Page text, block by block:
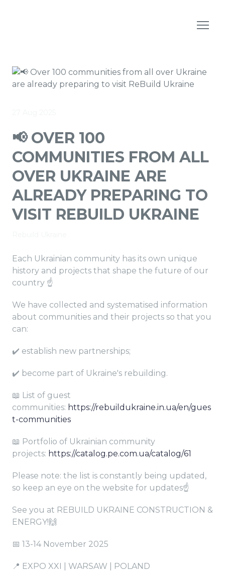
📢 OVER 100
COMMUNITIES FROM ALL
OVER UKRAINE ARE
ALREADY PREPARING TO
VISIT REBUILD UKRAINE
Each Ukrainian community has its own unique
history and projects that shape the future of our
country ☝
We have collected and systematised information
about communities and their projects so that you
can:
✔️ establish new partnerships;
✔️ become part of Ukraine's rebuilding.
📖 List of guest
communities: https://rebuildukraine.in.ua/en/gues
t-communities
📖 Portfolio of Ukrainian community
projects: https://catalog.pe.com.ua/catalog/61
Please note: the list is constantly being updated,
so keep an eye on the website for updates☝
See you at REBUILD UKRAINE CONSTRUCTION &
ENERGY!🙌
📅 13-14 November 2025
📍 EXPO XXI | WARSAW | POLAND